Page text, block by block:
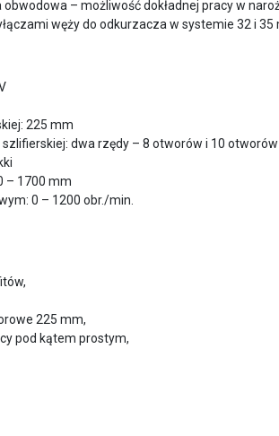
– możliwość dokładnej pracy w
węży do odkurzacza w systemie 32 i 35
225 mm
szlifierskiej: dwa rzędy – 8 otworów i 10 otworów
– 1700 mm
0 – 1200 obr./min.
225 mm,
pod kątem prostym,